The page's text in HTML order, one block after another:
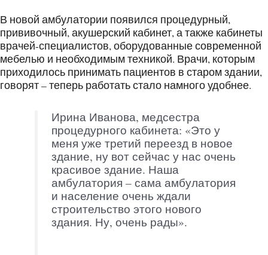
В новой амбулатории появился процедурный,
прививочный, акушерский кабинет, а также кабинеты
врачей-специалистов, оборудованные современной
мебелью и необходимым техникой. Врачи, которым
приходилось принимать пациентов в старом здании,
говорят – теперь работать стало намного удобнее.
Ирина Иванова, медсестра
процедурного кабинета: «Это у
меня уже третий переезд в новое
здание, ну вот сейчас у нас очень
красивое здание. Наша
амбулатория – сама амбулатория
и население очень ждали
строительство этого нового
здания. Ну, очень рады».